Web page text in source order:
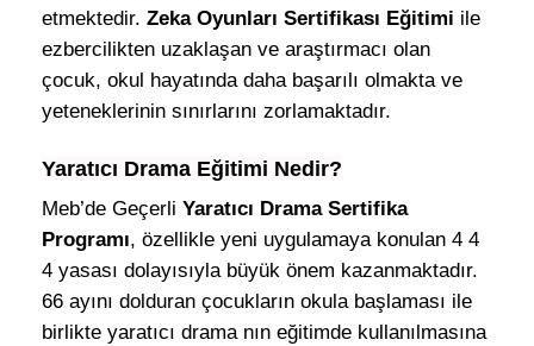
etmektedir. Zeka Oyunları Sertifikası Eğitimi ile
ezbercilikten uzaklaşan ve araştırmacı olan
çocuk, okul hayatında daha başarılı olmakta ve
yeteneklerinin sınırlarını zorlamaktadır.
Yaratıcı Drama Eğitimi Nedir?
Meb’de Geçerli Yaratıcı Drama Sertifika
Programı, özellikle yeni uygulamaya konulan 4 4
4 yasası dolayısıyla büyük önem kazanmaktadır.
66 ayını dolduran çocukların okula başlaması ile
birlikte yaratıcı drama nın eğitimde kullanılmasına